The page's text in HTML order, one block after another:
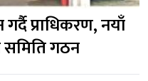
प्राधिकरण, नयाँ
समिति गठन